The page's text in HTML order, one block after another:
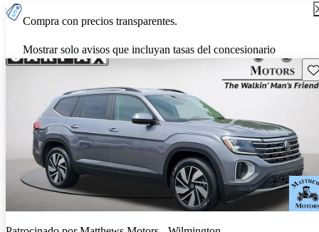
Compra con precios transparentes.
Mostrar solo avisos que incluyan tasas del concesionario